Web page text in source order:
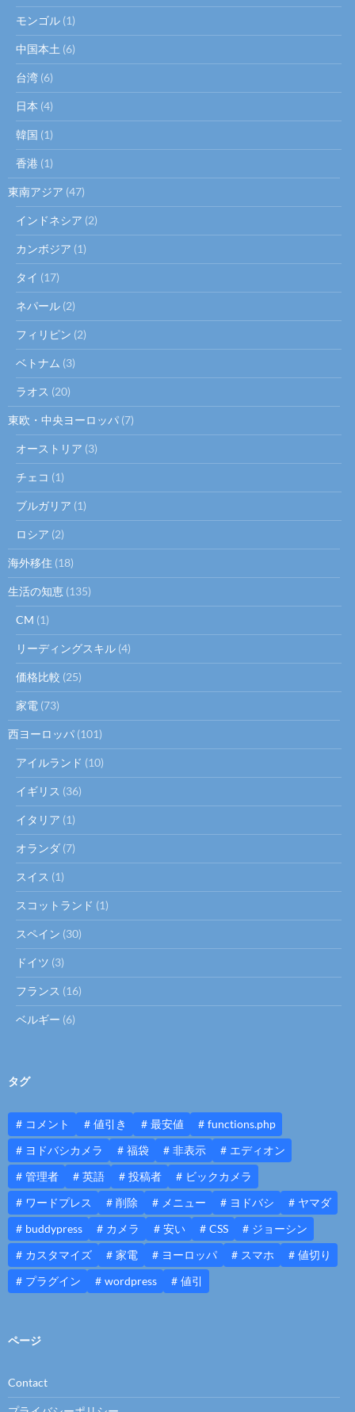
モンゴル (1)
中国本土 (6)
台湾 (6)
日本 (4)
韓国 (1)
香港 (1)
東南アジア (47)
インドネシア (2)
カンボジア (1)
タイ (17)
ネパール (2)
フィリピン (2)
ベトナム (3)
ラオス (20)
東欧・中央ヨーロッパ (7)
オーストリア (3)
チェコ (1)
ブルガリア (1)
ロシア (2)
海外移住 (18)
生活の知恵 (135)
CM (1)
リーディングスキル (4)
価格比較 (25)
家電 (73)
西ヨーロッパ (101)
アイルランド (10)
イギリス (36)
イタリア (1)
オランダ (7)
スイス (1)
スコットランド (1)
スペイン (30)
ドイツ (3)
フランス (16)
ベルギー (6)
タグ
コメント 値引き 最安値
functions.php
ヨドバシカメラ
福袋 非表示
エディオン
管理者
英語 投稿者
ビックカメラ
ワードプレス
削除 メニュー ヨドバシ
ヤマダ
buddypress
カメラ 安い CSS
ジョーシン
カスタマイズ
家電 ヨーロッパ スマホ
値切り
プラグイン
wordpress 値引
ページ
Contact